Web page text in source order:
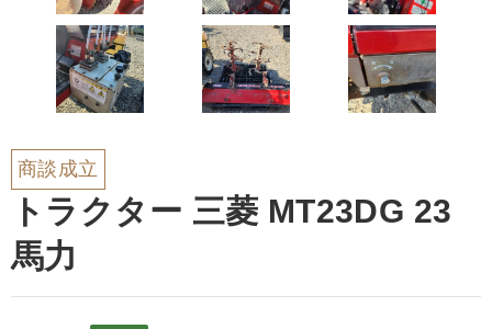
商談成立
トラクター 三菱 MT23DG 23
馬力